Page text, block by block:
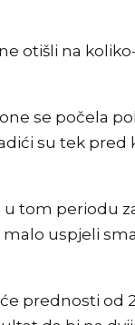
otišli na
se počela
su tek pred
tom periodu
malo uspjeli
prednosti od